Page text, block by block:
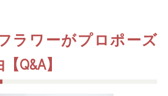
ラワーがプロポーズ
Q&A】